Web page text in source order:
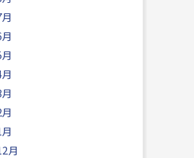
月